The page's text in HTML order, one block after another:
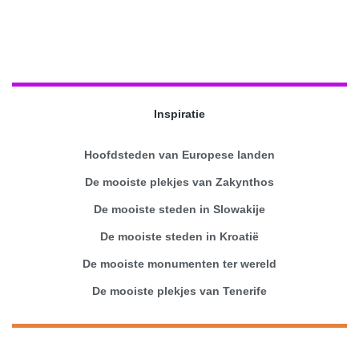
Inspiratie
Hoofdsteden van Europese landen
De mooiste plekjes van Zakynthos
De mooiste steden in Slowakije
De mooiste steden in Kroatië
De mooiste monumenten ter wereld
De mooiste plekjes van Tenerife